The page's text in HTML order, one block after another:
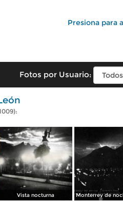
Presiona para
Fotos por Usuario:
Vista nocturna